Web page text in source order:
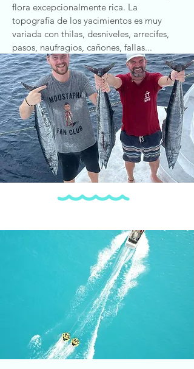
flora excepcionalmente rica. La
topografía de los yacimientos es muy
variada con thilas, desniveles, arrecifes,
pasos, naufragios, cañones, fallas...